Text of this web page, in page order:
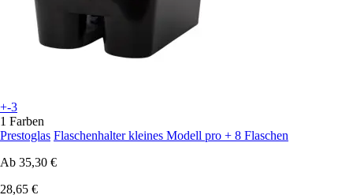
+-3
1 Farben
Prestoglas Flaschenhalter kleines Modell pro + 8 Flaschen
Ab 35,30 €
28,65 €